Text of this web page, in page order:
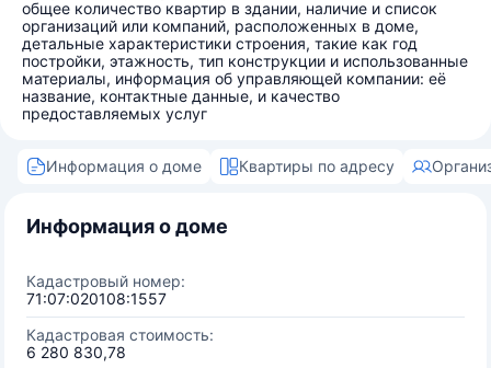
общее количество квартир в здании, наличие и список
организаций или компаний, расположенных в доме,
детальные характеристики строения, такие как год
постройки, этажность, тип конструкции и использованные
материалы, информация об управляющей компании: её
название, контактные данные, и качество
предоставляемых услуг
Информация о доме Квартиры по адресу
Информация о доме
Кадастровый номер:
71:07:020108:1557
Кадастровая стоимость:
6 280 830,78